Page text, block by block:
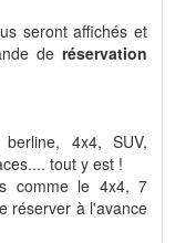
seront affichés et
de réservation
4x4, SUV,
tout y est !
comme le 4x4, 7
réserver à l'avance